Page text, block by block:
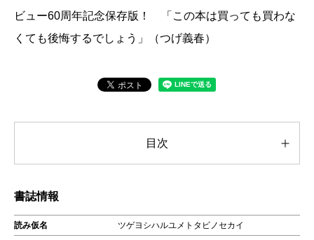
ビュー60周年記念保存版！ 「この本は買っても買わな
くても後悔するでしょう」（つげ義春）
目次
書誌情報
読み仮名 ツゲヨシハルユメトタビノセカイ